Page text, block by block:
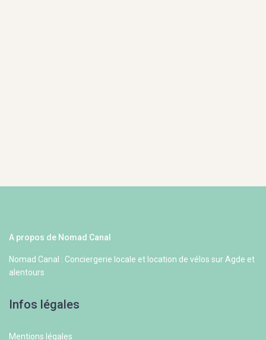
A propos de Nomad Canal
Nomad Canal : Conciergerie locale et location de vélos sur Agde et
alentours
Infos légales
Mentions légales